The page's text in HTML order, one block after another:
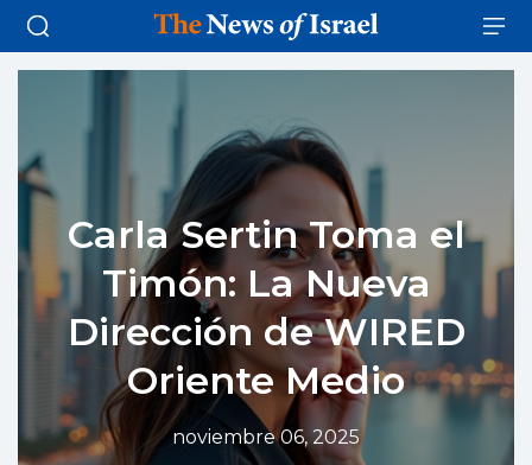
Carla Sertin Toma el
Timón: La Nueva
Dirección de WIRED
Oriente Medio
noviembre 06, 2025